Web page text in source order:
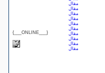
{___ONLINE___}
مقال
مقال
مقال
مقال
مقال
مقال
مقال
مقال
مقال
مقال